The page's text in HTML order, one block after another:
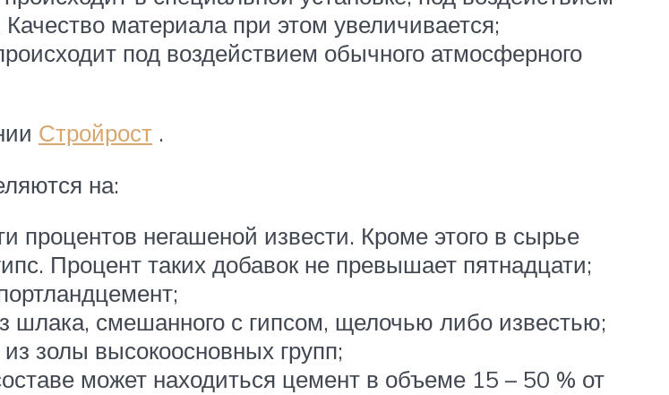
материала при этом увеличивается;
под воздействием обычного атмосферного
Стройрост .
на:
процентов негашеной извести. Кроме этого в сырье
Процент таких добавок не превышает пятнадцати;
шлака, смешанного с гипсом, щелочью либо известью;
золы высокоосновных групп;
может находиться цемент в объеме 15 – 50 % от